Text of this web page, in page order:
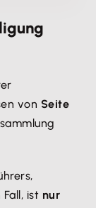
von Seite
ist nur